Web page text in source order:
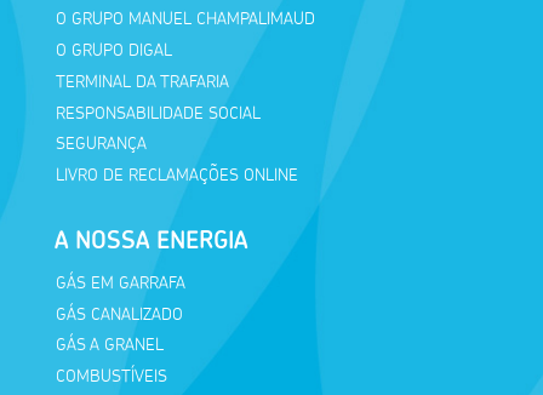
O GRUPO MANUEL CHAMPALIMAUD
O GRUPO DIGAL
TERMINAL DA TRAFARIA
RESPONSABILIDADE SOCIAL
SEGURANÇA
LIVRO DE RECLAMAÇÕES ONLINE
A NOSSA ENERGIA
GÁS EM GARRAFA
GÁS CANALIZADO
GÁS A GRANEL
COMBUSTÍVEIS